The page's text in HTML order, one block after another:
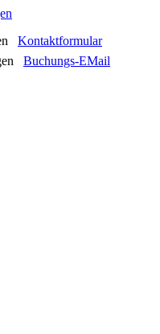
Kontaktformular
Buchungs-EMail